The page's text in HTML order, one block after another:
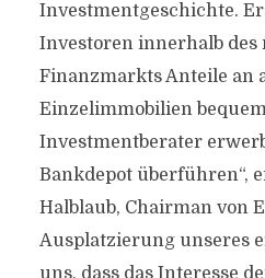
Investmentgeschichte.
Investoren innerhalb
Finanzmarkts Anteile an
Einzelimmobilien
Investmentberater
Bankdepot überführen“,
Halblaub, Chairman von
Ausplatzierung unseres
uns, dass das Interesse